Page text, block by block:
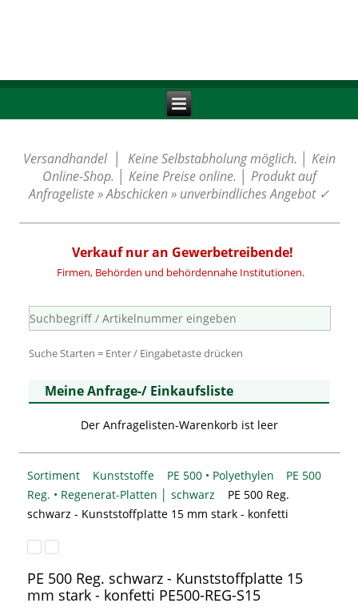
Versandhandel │ Keine Selbstabholung möglich. │ Kein
Online-Shop. │ Keine Preise online. │ Produkt auf
Anfrageliste » Abschicken » unverbindliches Angebot ✓
Verkauf nur an Gewerbetreibende!
Firmen, Behörden und behördennahe Institutionen.
Suche Starten = Enter / Eingabetaste drücken
Meine Anfrage-/ Einkaufsliste
Der Anfragelisten-Warenkorb ist leer
Sortiment Kunststoffe PE 500 • Polyethylen
PE 500
Reg. • Regenerat-Platten │ schwarz
PE 500 Reg.
schwarz - Kunststoffplatte 15 mm stark - konfetti
PE 500 Reg. schwarz - Kunststoffplatte 15
mm stark - konfetti PE500-REG-S15